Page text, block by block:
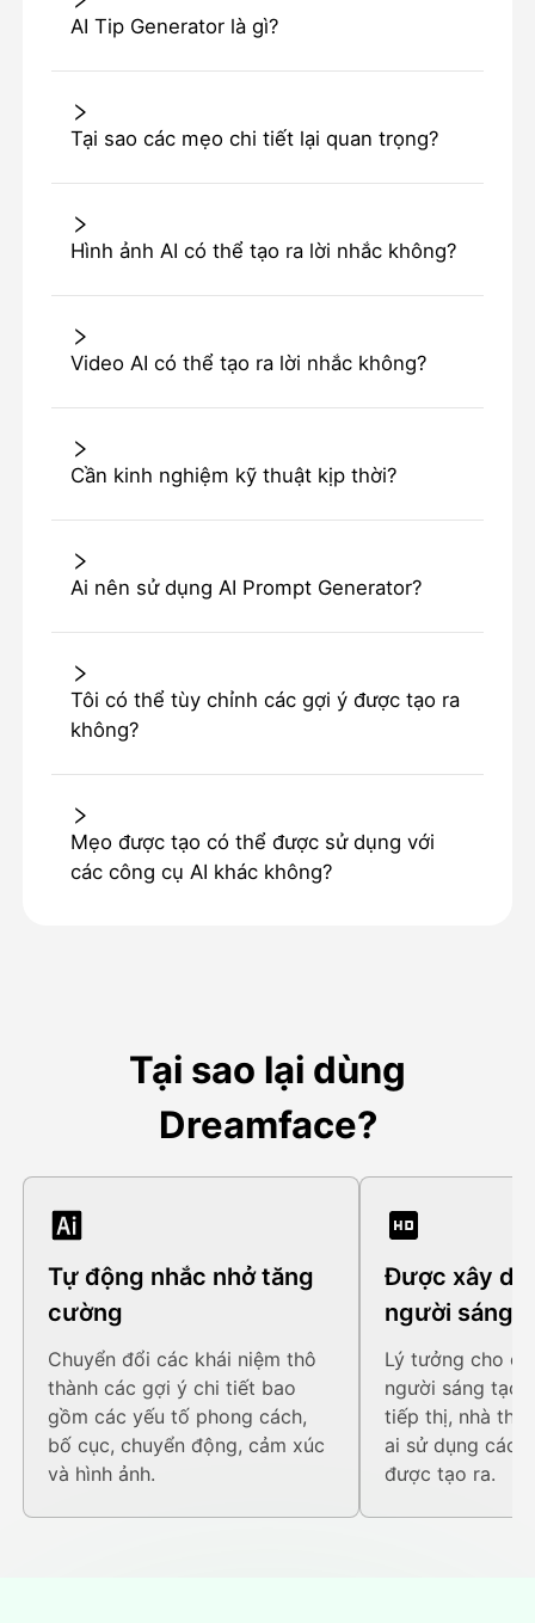
AI Tip Generator là gì?
Tại sao các mẹo chi tiết lại quan trọng?
Hình ảnh AI có thể tạo ra lời nhắc không?
Video AI có thể tạo ra lời nhắc không?
Cần kinh nghiệm kỹ thuật kịp thời?
Ai nên sử dụng AI Prompt Generator?
Tôi có thể tùy chỉnh các gợi ý được tạo ra
không?
Mẹo được tạo có thể được sử dụng với
các công cụ AI khác không?
Tại sao lại dùng
Dreamface?
Tự động nhắc nhở tăng
cường
Chuyển đổi các khái niệm thô
thành các gợi ý chi tiết bao
gồm các yếu tố phong cách,
bố cục, chuyển động, cảm xúc
và hình ảnh.
Được xây
người sáng
Lý tưởng cho
người sáng tạo
tiếp thị, nhà
ai sử dụng các
được tạo ra.